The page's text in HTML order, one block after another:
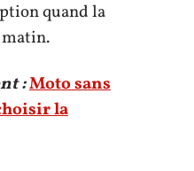
quand la
matin.
:Moto sans
la